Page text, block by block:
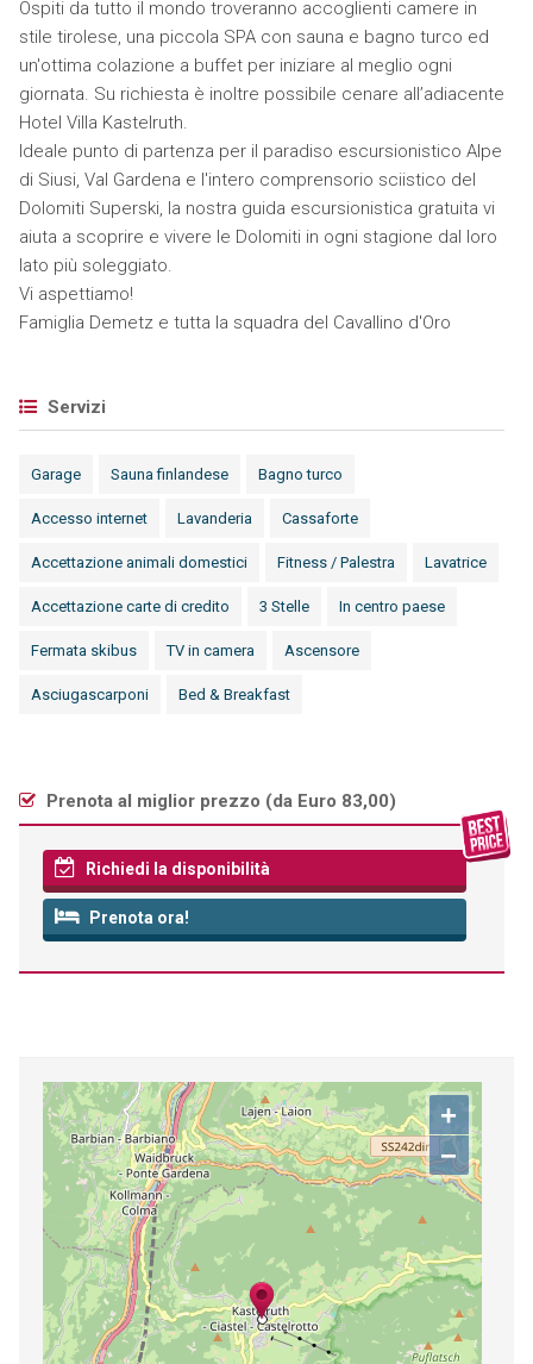
Ospiti da tutto il mondo troveranno accoglienti camere in
stile tirolese, una piccola SPA con sauna e bagno turco ed
un'ottima colazione a buffet per iniziare al meglio ogni
giornata. Su richiesta è inoltre possibile cenare all’adiacente
Hotel Villa Kastelruth.
Ideale punto di partenza per il paradiso escursionistico Alpe
di Siusi, Val Gardena e l'intero comprensorio sciistico del
Dolomiti Superski, la nostra guida escursionistica gratuita vi
aiuta a scoprire e vivere le Dolomiti in ogni stagione dal loro
lato più soleggiato.
Vi aspettiamo!
Famiglia Demetz e tutta la squadra del Cavallino d'Oro
Servizi
Garage Sauna finlandese Bagno turco
Accesso internet Lavanderia Cassaforte
Accettazione animali domestici Fitness / Palestra Lavatrice
Accettazione carte di credito 3 Stelle In centro paese
Fermata skibus TV in camera Ascensore
Asciugascarponi Bed & Breakfast
Prenota al miglior prezzo (da Euro 83,00)
Richiedi la disponibilità
Prenota ora!
+
−